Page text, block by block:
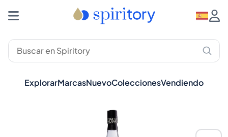
ExplorarMarcasNuevoColeccionesVendiendo